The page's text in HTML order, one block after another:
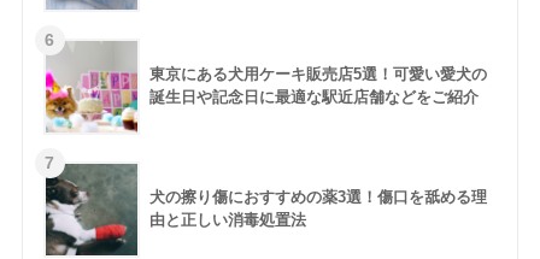
東京にある犬用ケーキ販売店5選！可愛い愛犬の
誕生日や記念日に最適な駅近店舗などをご紹介
犬の擦り傷におすすめの薬3選！傷口を舐める理
由と正しい消毒処置法